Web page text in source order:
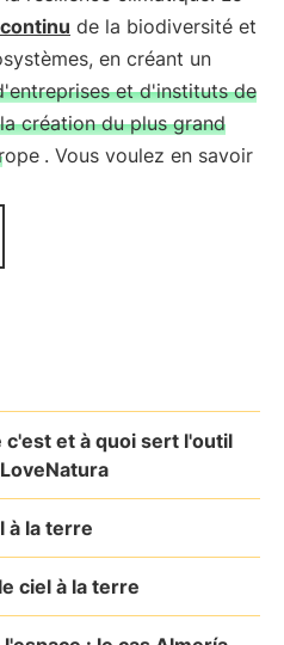
de la biodiversité et
en créant un
et d'instituts de
création du plus grand
. Vous voulez en savoir
et à quoi sert l'outil
à la terre
ciel à la terre